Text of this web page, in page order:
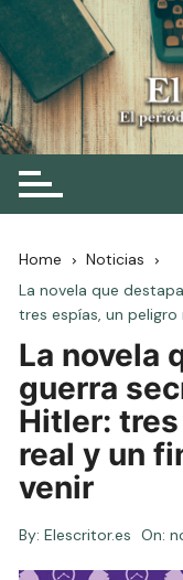
Skip
to
content
El periódico digital
Home
Noticias
La novela que
tres espías, un
La novela
guerra
Hitler:
real y un
venir
By: Elescritor.es On: